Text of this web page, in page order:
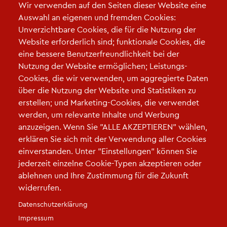
Links
Tutory
Tutory - Einführungsvideo
Tutory FAQ
TutoryWebinare
Bildungsmediathek NRW
FußzeileImpressum|Datenschutz
Wir verwenden auf den Seiten dieser Website eine
Auswahl an eigenen und fremden Cookies:
Unverzichtbare Cookies, die für die Nutzung der
Website erforderlich sind; funktionale Cookies, die
eine bessere Benutzerfreundlichkeit bei der
Nutzung der Website ermöglichen; Leistungs-
Cookies, die wir verwenden, um aggregierte Daten
über die Nutzung der Website und Statistiken zu
erstellen; und Marketing-Cookies, die verwendet
werden, um relevante Inhalte und Werbung
anzuzeigen. Wenn Sie "ALLE AKZEPTIEREN" wählen,
erklären Sie sich mit der Verwendung aller Cookies
einverstanden. Unter "Einstellungen" können Sie
jederzeit einzelne Cookie-Typen akzeptieren oder
ablehnen und Ihre Zustimmung für die Zukunft
widerrufen.
Datenschutzerklärung
Impressum